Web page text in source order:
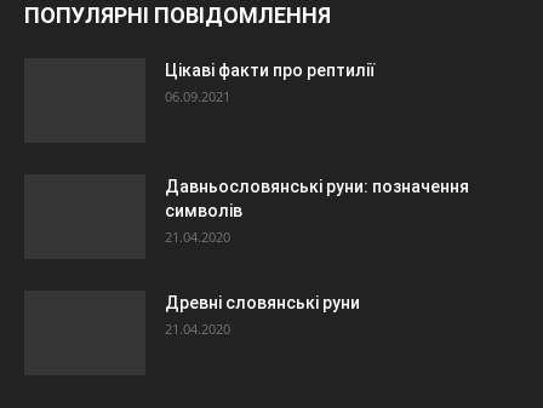
ПОПУЛЯРНІ ПОВІДОМЛЕННЯ
Цікаві факти про рептилії
06.09.2021
Давньословянські руни: позначення
символів
21.04.2020
Древні словянські руни
21.04.2020